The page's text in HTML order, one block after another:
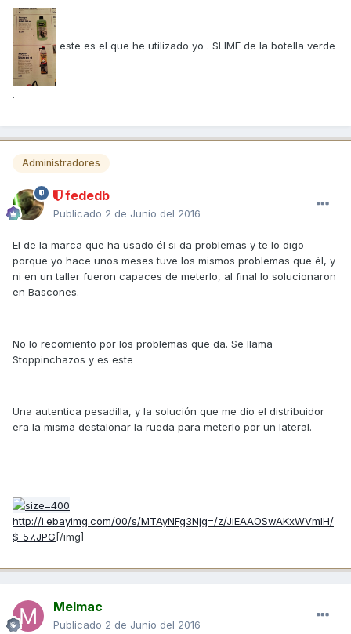
este es el que he utilizado yo . SLIME de la botella verde
.
Administradores
fededb
Publicado 2 de Junio del 2016
El de la marca que ha usado él si da problemas y te lo digo
porque yo hace unos meses tuve los mismos problemas que él, y
ni en un taller fueron capaces de meterlo, al final lo solucionaron
en Bascones.
No lo recomiento por los problemas que da. Se llama
Stoppinchazos y es este
Una autentica pesadilla, y la solución que me dio el distribuidor
era la misma destalonar la rueda para meterlo por un lateral.
http://i.ebayimg.com/00/s/MTAyNFg3Njg=/z/JiEAAOSwAKxWVmIH/
$_57.JPG [/img]
Melmac
Publicado 2 de Junio del 2016